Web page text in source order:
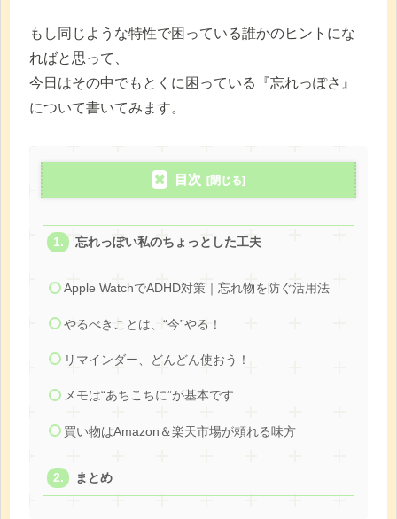
もし同じような特性で困っている誰かのヒントにな
ればと思って、
今日はその中でもとくに困っている『忘れっぽさ』
について書いてみます。
目次
忘れっぽい私のちょっとした工夫
Apple WatchでADHD対策｜忘れ物を防ぐ活用法
やるべきことは、“今”やる！
リマインダー、どんどん使おう！
メモは“あちこちに”が基本です
買い物はAmazon＆楽天市場が頼れる味方
まとめ